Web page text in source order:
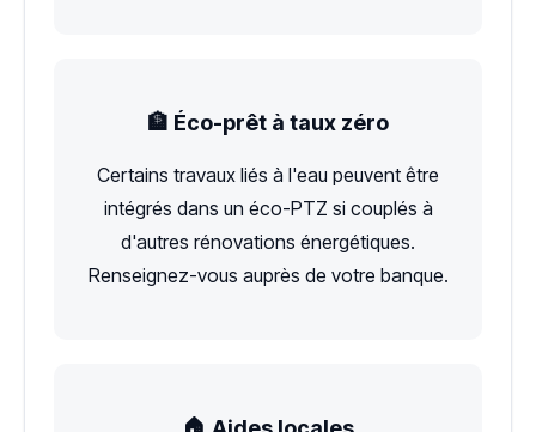
🏦 Éco-prêt à taux zéro
Certains travaux liés à l'eau peuvent être
intégrés dans un éco-PTZ si couplés à
d'autres rénovations énergétiques.
Renseignez-vous auprès de votre banque.